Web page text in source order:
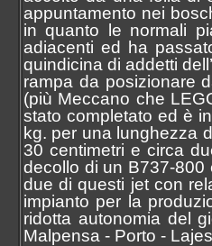
appuntamento nei
in quanto le normali
adiacenti ed ha
quindicina di addetti
rampa da posizionare
(più Meccano che
stato completato ed è
kg. per una lunghezza
30 centimetri e circa
decollo di un B737-800
due di questi jet con
impianto per la
ridotta autonomia del
Malpensa - Porto -